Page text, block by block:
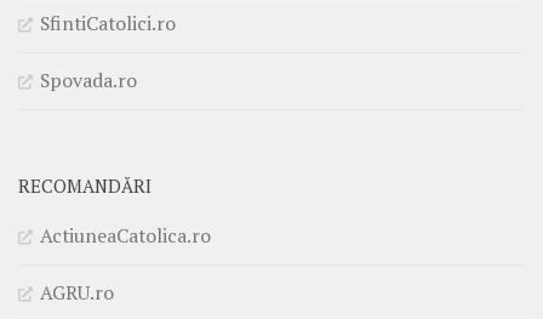
SfintiCatolici.ro
Spovada.ro
RECOMANDĂRI
ActiuneaCatolica.ro
AGRU.ro